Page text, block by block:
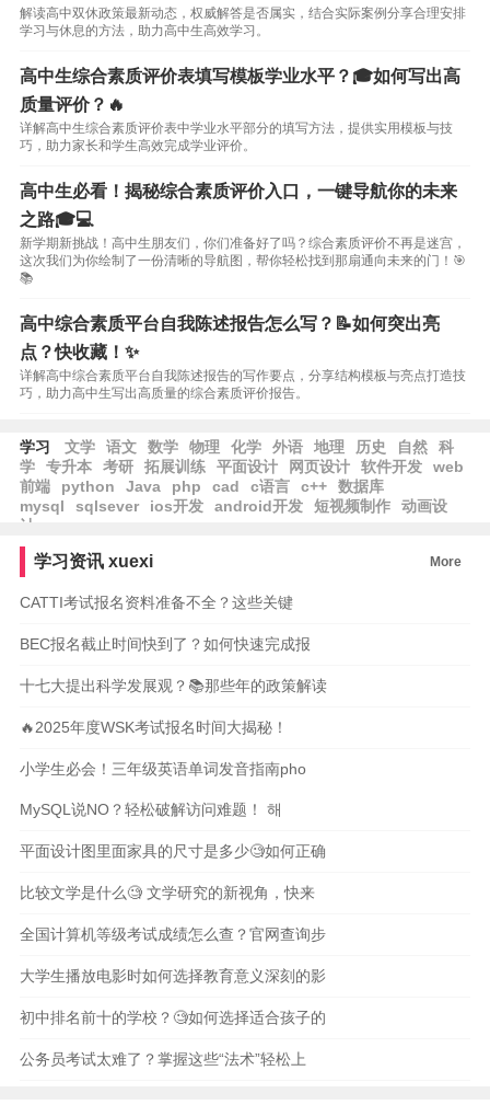
解读高中双休政策最新动态，权威解答是否属实，结合实际案例分享合理安排
学习与休息的方法，助力高中生高效学习。
高中生综合素质评价表填写模板学业水平？🎓如何写出高
质量评价？🔥
详解高中生综合素质评价表中学业水平部分的填写方法，提供实用模板与技
巧，助力家长和学生高效完成学业评价。
高中生必看！揭秘综合素质评价入口，一键导航你的未来
之路🎓💻
新学期新挑战！高中生朋友们，你们准备好了吗？综合素质评价不再是迷宫，
这次我们为你绘制了一份清晰的导航图，帮你轻松找到那扇通向未来的门！🎯
📚
高中综合素质平台自我陈述报告怎么写？📝如何突出亮
点？快收藏！✨
详解高中综合素质平台自我陈述报告的写作要点，分享结构模板与亮点打造技
巧，助力高中生写出高质量的综合素质评价报告。
学习 文学 语文 数学 物理 化学 外语 地理 历史 自然
科
学
专升本 考研 拓展训练 平面设计 网页设计 软件开发
web
前端
python Java php cad c语言 c++
数据库
mysql
sqlsever ios开发 android开发 短视频制作
动画设
计
学习资讯 xuexi More
CATTI考试报名资料准备不全？这些关键
BEC报名截止时间快到了？如何快速完成报
十七大提出科学发展观？📚那些年的政策解读
🔥2025年度WSK考试报名时间大揭秘！
小学生必会！三年级英语单词发音指南pho
MySQL说NO？轻松破解访问难题！ 해
平面设计图里面家具的尺寸是多少🧐如何正确
比较文学是什么🧐 文学研究的新视角，快来
全国计算机等级考试成绩怎么查？官网查询步
大学生播放电影时如何选择教育意义深刻的影
初中排名前十的学校？🧐如何选择适合孩子的
公务员考试太难了？掌握这些“法术”轻松上